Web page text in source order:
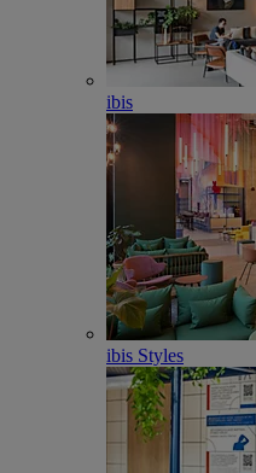
ibis
ibis Styles